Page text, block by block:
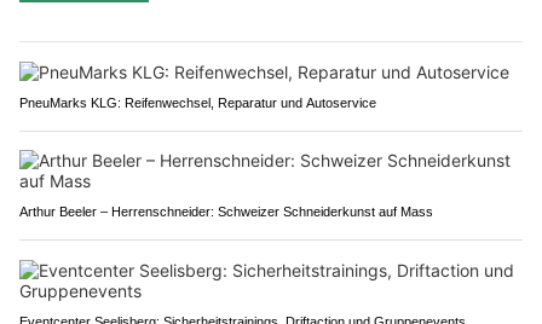
PneuMarks KLG: Reifenwechsel, Reparatur und Autoservice
Arthur Beeler – Herrenschneider: Schweizer Schneiderkunst auf Mass